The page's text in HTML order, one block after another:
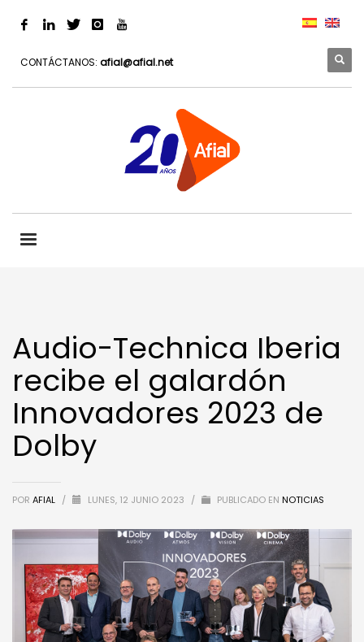
CONTÁCTANOS: afial@afial.net
Audio-Technica Iberia
recibe el galardón
Innovadores 2023 de
Dolby
POR AFIAL / LUNES, 12 JUNIO 2023 / PUBLICADO EN NOTICIAS